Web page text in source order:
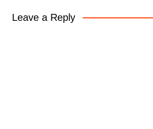
Leave a Reply